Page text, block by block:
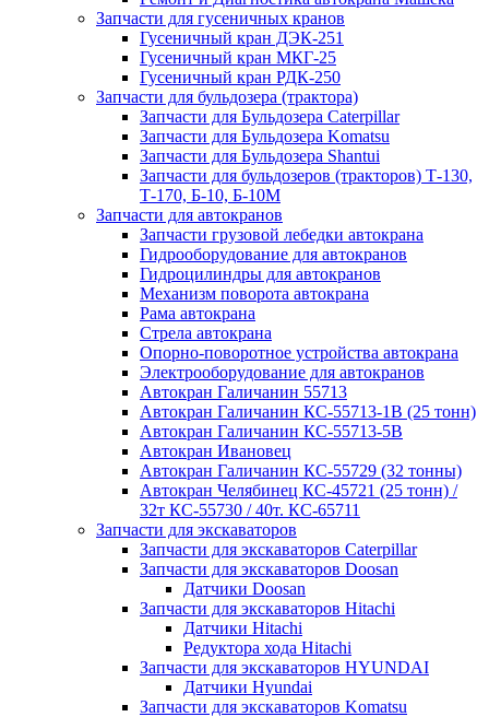
Запчасти для гусеничных кранов
Гусеничный кран ДЭК-251
Гусеничный кран МКГ-25
Гусеничный кран РДК-250
Запчасти для бульдозера (трактора)
Запчасти для Бульдозера Caterpillar
Запчасти для Бульдозера Komatsu
Запчасти для Бульдозера Shantui
Запчасти для бульдозеров (тракторов) Т-130,
Т-170, Б-10, Б-10М
Запчасти для автокранов
Запчасти грузовой лебедки автокрана
Гидрооборудование для автокранов
Гидроцилиндры для автокранов
Механизм поворота автокрана
Рама автокрана
Стрела автокрана
Опорно-поворотное устройства автокрана
Электрооборудование для автокранов
Автокран Галичанин 55713
Автокран Галичанин КС-55713-1В (25 тонн)
Автокран Галичанин КС-55713-5В
Автокран Ивановец
Автокран Галичанин КС-55729 (32 тонны)
Автокран Челябинец КС-45721 (25 тонн) /
32т КС-55730 / 40т. КС-65711
Запчасти для экскаваторов
Запчасти для экскаваторов Caterpillar
Запчасти для экскаваторов Doosan
Датчики Doosan
Запчасти для экскаваторов Hitachi
Датчики Hitachi
Редуктора хода Hitachi
Запчасти для экскаваторов HYUNDAI
Датчики Hyundai
Запчасти для экскаваторов Komatsu